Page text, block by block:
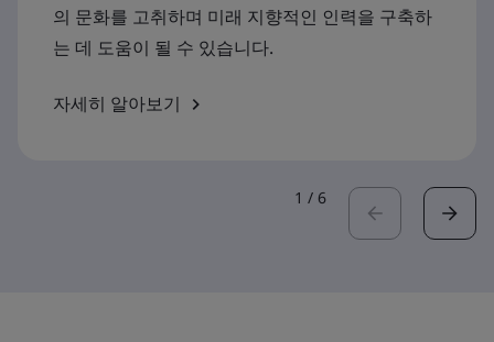
의 문화를 고취하며 미래 지향적인 인력을 구축하
는 데 도움이 될 수 있습니다.
자세히 알아보기
1 / 6